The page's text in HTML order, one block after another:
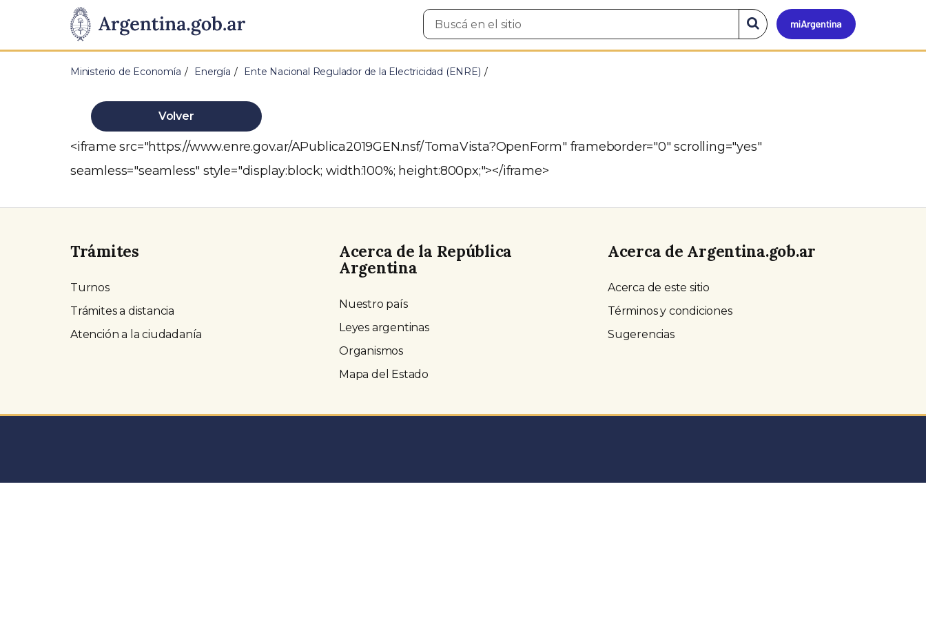
Presidencia
de
Pasar al contenido principal
Mi
Buscar
en
Buscar
en
el
Ministerio de Economía Energía Ente Nacional Regulador de la Electricidad (ENRE)
Volver
<iframe src="https://www.enre.gov.ar/APublica2019GEN.nsf/TomaVista?OpenForm" frameborder="0" scrolling="yes"
seamless="seamless" style="display:block; width:100%; height:800px;"></iframe>
Trámites
Turnos
Trámites a distancia
Atención a la ciudadanía
Acerca de la República
Argentina
Nuestro país
Leyes argentinas
Organismos
Mapa del Estado
Acerca de Argentina.gob.ar
Acerca de este sitio
Términos y condiciones
Sugerencias